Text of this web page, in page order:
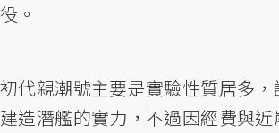
役。
初代親潮號主要是實驗性質居多
建造潛艦的實力，不過因經費與近